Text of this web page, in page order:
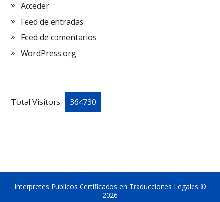
Acceder
Feed de entradas
Feed de comentarios
WordPress.org
Total Visitors: 364730
Interpretes Publicos Certificados en Traducciones Legales ©
2026